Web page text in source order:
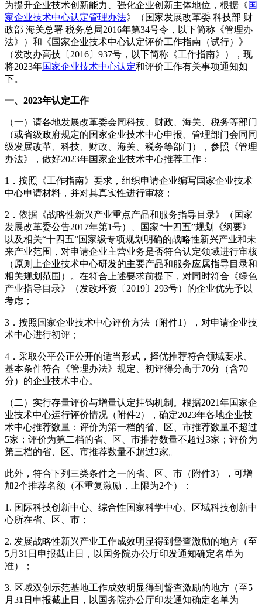
为提升企业技术创新能力、强化企业创新主体地位，根据《 国
家企业技术中心认定管理办法》（国家发展改革委 科技部 财
政部 海关总署 税务总局2016年第34号令，以下简称《管理办
法》）和《国家企业技术中心认定评价工作指南（试行）》
（发改办高技〔2016〕937号，以下简称《工作指南》），现
将2023年国家企业技术中心认定和评价工作有关事项通知如
下。
一、2023年认定工作
（一）请各地发展改革委会同科技、财政、海关、税务等部门
（或省级政府规定的国家企业技术中心申报、管理部门会同同
级发展改革、科技、财政、海关、税务等部门），参照《管理
办法》，做好2023年国家企业技术中心推荐工作：
1．按照《工作指南》要求，组织申请企业编写国家企业技术
中心申请材料，并对其真实性进行审核；
2．依据《战略性新兴产业重点产品和服务指导目录》（国家
发展改革委公告2017年第1号）、国家“十四五”规划《纲要》
以及相关“十四五”国家级专项规划明确的战略性新兴产业和未
来产业范围，对申请企业主营业务是否符合认定领域进行审核
（原则上企业技术中心研发的主要产品和服务应属指导目录和
相关规划范围）。在符合上述要求前提下，对同时符合《绿色
产业指导目录》（发改环资〔2019〕293号）的企业优先予以
考虑；
3．按照国家企业技术中心评价方法（附件1），对申请企业技
术中心进行初评；
4．采取公平公正公开的适当形式，择优推荐符合领域要求、
基本条件符合《管理办法》规定、初评得分高于70分（含70
分）的企业技术中心。
（二）实行存量评价与增量认定挂钩机制。根据2021年国家企
业技术中心运行评价情况（附件2），确定2023年各地企业技
术中心推荐数量：评价为第一档的省、区、市推荐数量不超过
5家；评价为第二档的省、区、市推荐数量不超过3家；评价为
第三档的省、区、市推荐数量不超过2家。
此外，符合下列三类条件之一的省、区、市（附件3），可增
加2个推荐名额（不重复激励，上限为2个）：
1. 国际科技创新中心、综合性国家科学中心、区域科技创新中
心所在省、区、市；
2. 发展战略性新兴产业工作成效明显得到督查激励的地方（至
5月31日申报截止日，以国务院办公厅印发通知确定名单为
准）；
3. 区域双创示范基地工作成效明显得到督查激励的地方（至5
月31日申报截止日，以国务院办公厅印发通知确定名单为